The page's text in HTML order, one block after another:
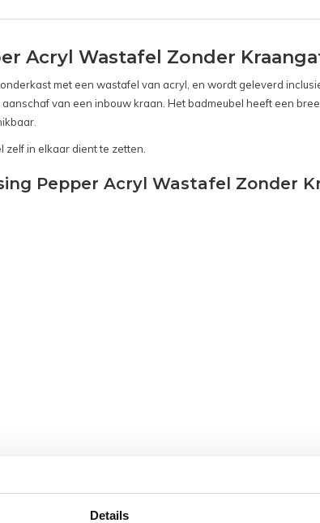
Details
Acryl Wastafel Zonder
met een wastafel van acryl, en wordt geleverd
van een inbouw kraan. Het badmeubel heeft een
zelf in elkaar dient te zetten.
Pepper Acryl Wastafel Zonder